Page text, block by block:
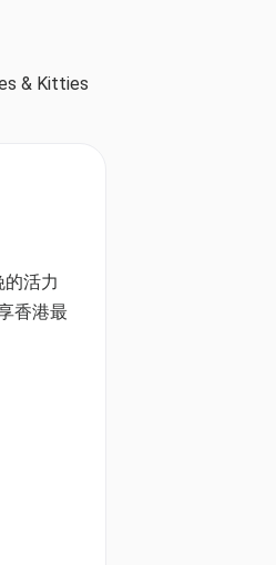
& Kitties
活力
香港最